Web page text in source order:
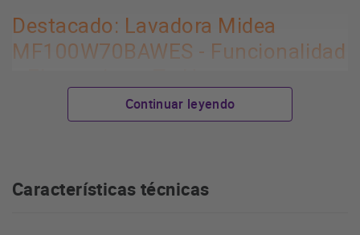
Destacado: Lavadora Midea
MF100W70BAWES - Funcionalidad
Introducimos la Lavadora Midea MF100W70BAWES
centrifugado de 1400 rpm, es perfecta para satisfacer las
Continuar leyendo
Características técnicas